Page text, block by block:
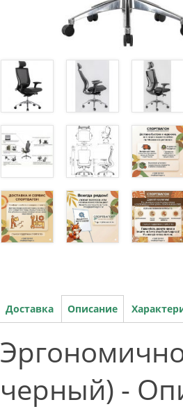
Доставка Описание
черный) -